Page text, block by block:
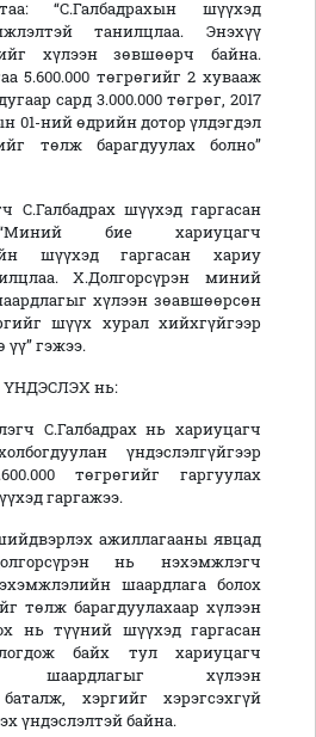
“С.Галбадрахын шүүхэд
танилцлаа. Энэхүү
хүлээн зөвшөөрч байна.
5.600.000 төгрөгийг 2 хувааж
сард 3.000.000 төгрөг, 2017
01-ний өдрийн дотор үлдэгдэл
төлж барагдуулах болно”
шүүхэд гаргасан
“Миний бие хариуцагч
шүүхэд гаргасан хариу
Х.Долгорсүрэн миний
хүлээн зөавшөөрсөн
шүүх хурал хийхгүйгээр
гэжээ.
ҮНДЭСЛЭХ нь:
нь хариуцагч
үндэслэлгүйгээр
төгрөгийг гаргуулах
гаргажээ.
ажиллагааны явцад
нь нэхэмжлэгч
шаардлага болох
төлж барагдуулахаар хүлээн
нь түүний шүүхэд гаргасан
байх тул хариуцагч
шаардлагыг хүлээн
хэргийг хэрэгсэхгүй
үндэслэлтэй байна.